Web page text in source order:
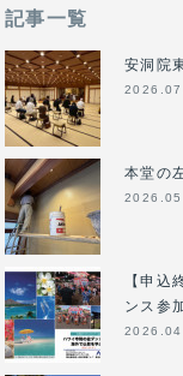
記事一覧
安洞院
本堂の
【申込
ンス参